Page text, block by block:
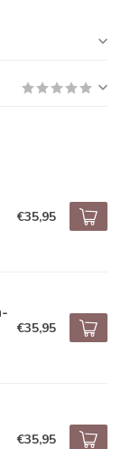
€35,95
€35,95
€35,95